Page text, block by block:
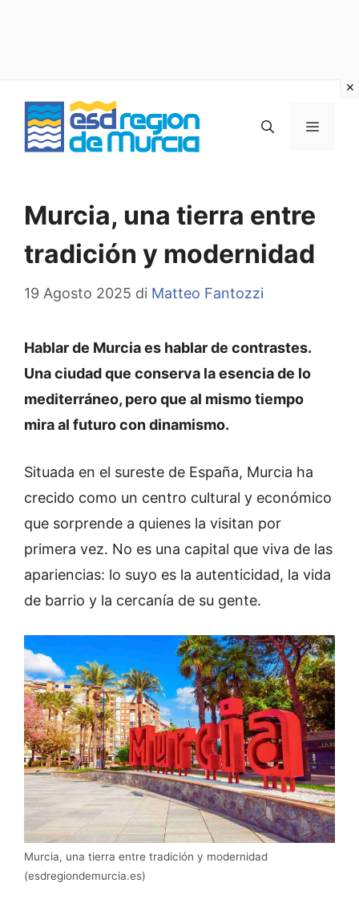
contenuto
MENU
Murcia, una tierra entre
tradición y modernidad
19 Agosto 2025 di Matteo Fantozzi
Hablar de Murcia es hablar de contrastes.
Una ciudad que conserva la esencia de lo
mediterráneo, pero que al mismo tiempo
mira al futuro con dinamismo.
Situada en el sureste de España, Murcia ha
crecido como un centro cultural y económico
que sorprende a quienes la visitan por
primera vez. No es una capital que viva de las
apariencias: lo suyo es la autenticidad, la vida
de barrio y la cercanía de su gente.
Murcia, una tierra entre tradición y modernidad
(esdregiondemurcia.es)